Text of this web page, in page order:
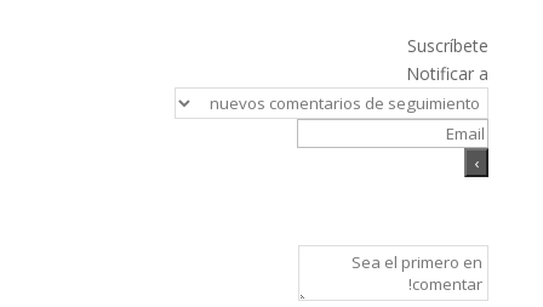
Suscríbete
Notificar a